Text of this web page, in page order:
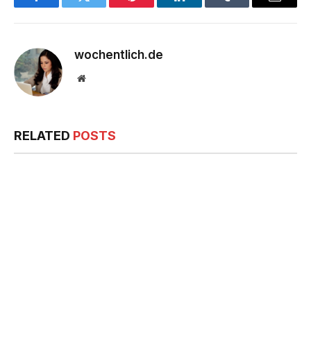
FacebookTwitter Pinterest LinkedInTumblr Email
wochentlich.de
Website
RELATED POSTS